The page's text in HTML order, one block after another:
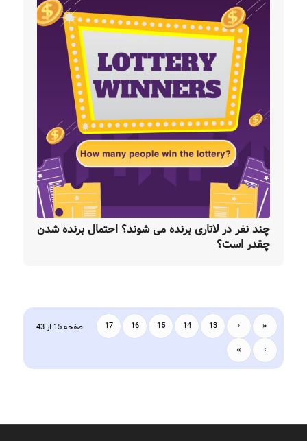
چند نفر در لاتاری برنده می شوند؟ احتمال برنده شدن
چقدر است؟
صفحه 15 از 43 «
‹
13
14
15
16
17
›
»